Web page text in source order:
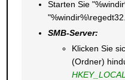
Starten Sie
SMB-Server:
Klicken Sie
(Ordner)